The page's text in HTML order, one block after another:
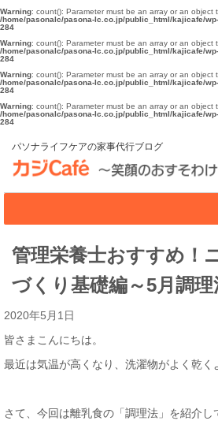
Warning: count(): Parameter must be an array or an object
/home/pasonalc/pasona-lc.co.jp/public_html/kajicafe/
284
Warning: count(): Parameter must be an array or an object
/home/pasonalc/pasona-lc.co.jp/public_html/kajicafe/
284
Warning: count(): Parameter must be an array or an object
/home/pasonalc/pasona-lc.co.jp/public_html/kajicafe/
284
Warning: count(): Parameter must be an array or an object
/home/pasonalc/pasona-lc.co.jp/public_html/kajicafe/
284
パソナライフケアの家事代行ブログ
管理栄養士おすすめ！
づくり基礎編～5月調理
2020年5月1日
皆さまこんにちは。
最近は気温が高くなり、洗濯物がよく乾く
さて、今回は離乳食の「調理法」を紹介し